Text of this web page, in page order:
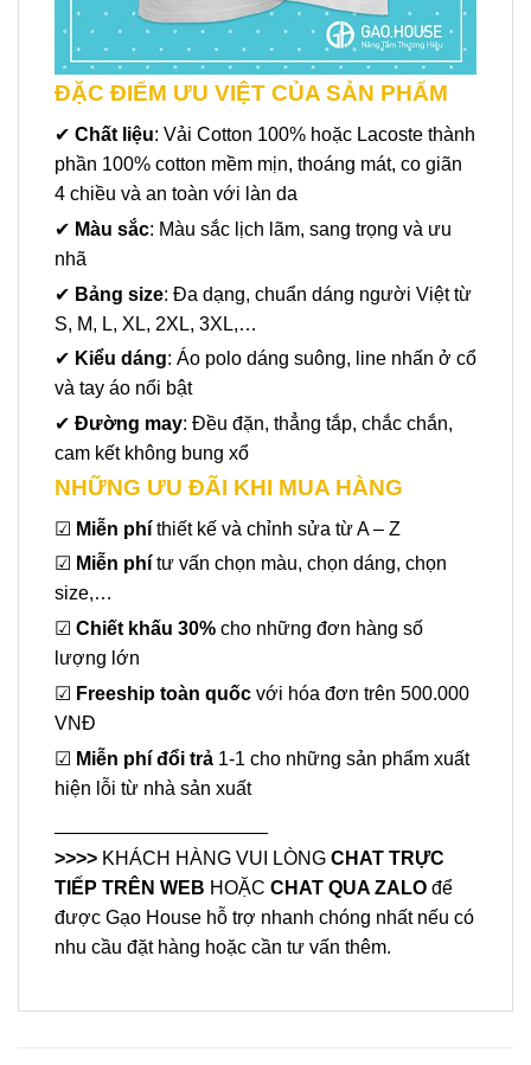
ĐẶC ĐIỂM ƯU VIỆT CỦA SẢN PHẨM
✔ Chất liệu: Vải Cotton 100% hoặc Lacoste thành
phần 100% cotton mềm mịn, thoáng mát, co giãn
4 chiều và an toàn với làn da
✔ Màu sắc: Màu sắc lịch lãm, sang trọng và ưu
nhã
✔ Bảng size: Đa dạng, chuẩn dáng người Việt từ
S, M, L, XL, 2XL, 3XL,…
✔ Kiểu dáng: Áo polo dáng suông, line nhấn ở cổ
và tay áo nổi bật
✔ Đường may: Đều đặn, thẳng tắp, chắc chắn,
cam kết không bung xổ
NHỮNG ƯU ĐÃI KHI MUA HÀNG
☑ Miễn phí thiết kế và chỉnh sửa từ A – Z
☑ Miễn phí tư vấn chọn màu, chọn dáng, chọn
size,…
☑ Chiết khấu 30% cho những đơn hàng số
lượng lớn
☑ Freeship toàn quốc với hóa đơn trên 500.000
VNĐ
☑ Miễn phí đổi trả 1-1 cho những sản phẩm xuất
hiện lỗi từ nhà sản xuất
>>>> KHÁCH HÀNG VUI LÒNG CHAT TRỰC
TIẾP TRÊN WEB HOẶC CHAT QUA ZALO để
được Gạo House hỗ trợ nhanh chóng nhất nếu có
nhu cầu đặt hàng hoặc cần tư vấn thêm.